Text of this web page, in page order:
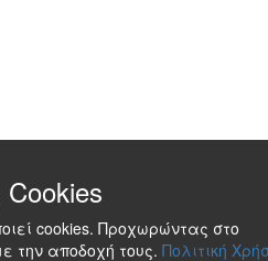
cookies. Προχωρώντας στο
την αποδοχή τους. Πολιτική